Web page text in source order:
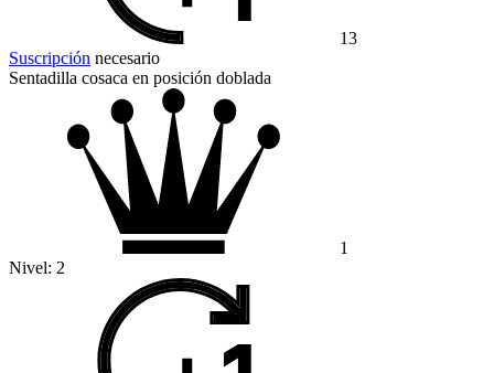
13
Suscripción necesario
Sentadilla cosaca en posición doblada
1
Nivel: 2